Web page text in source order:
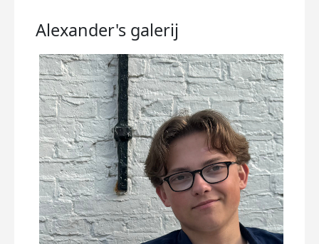
Alexander's galerij